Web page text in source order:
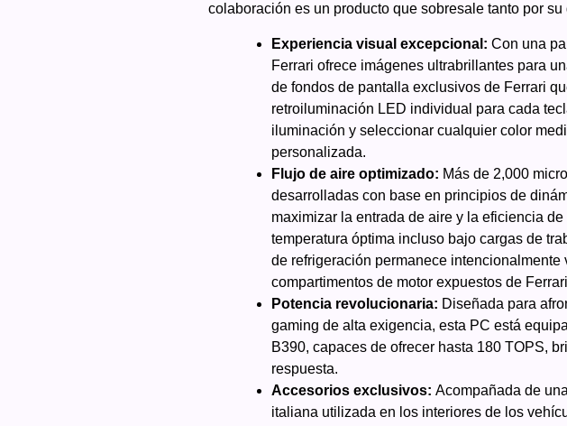
colaboración es un producto que sobresale tanto por
Experiencia visual excepcional: Con una
Ferrari ofrece imágenes ultrabrillantes para
de fondos de pantalla exclusivos de Ferrari
retroiluminación LED individual para cada
iluminación y seleccionar cualquier color
personalizada.
Flujo de aire optimizado: Más de 2,000
desarrolladas con base en principios de
maximizar la entrada de aire y la eficiencia
temperatura óptima incluso bajo cargas de
de refrigeración permanece
compartimentos de motor expuestos de
Potencia revolucionaria: Diseñada para
gaming de alta exigencia, esta PC está
B390, capaces de ofrecer hasta 180 TOPS,
respuesta.
Accesorios exclusivos: Acompañada de
italiana utilizada en los interiores de los